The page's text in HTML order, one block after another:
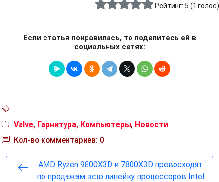
Рейтинг: 5 (1 голос)
Если статья понравилась, то поделитесь ей в
социальных сетях:
Valve, Гарнитура, Компьютеры, Новости
Кол-во комментариев: 0
AMD Ryzen 9800X3D и 7800X3D превосходят
по продажам всю линейку процессоров Intel